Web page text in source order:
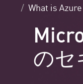
What is
のセ